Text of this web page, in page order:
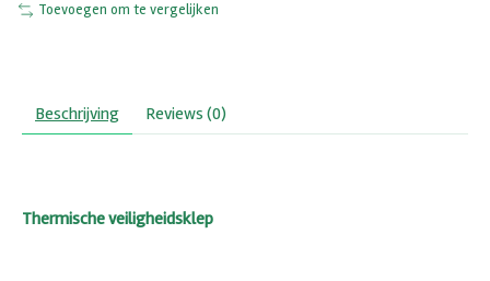
Toevoegen om te vergelijken
Beschrijving Reviews (0)
Thermische veiligheidsklep